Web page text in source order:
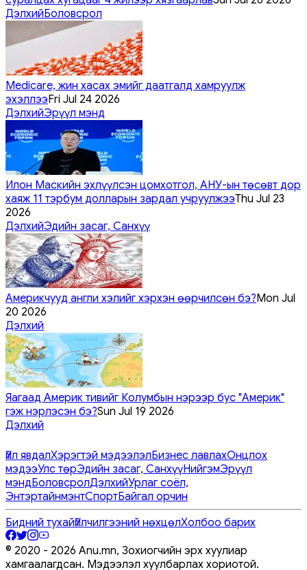
ДэлхийБоловсрол
Medicare, жин хасах эмийг даатгалд хамруулж
эхэллээFri Jul 24 2026
ДэлхийЭрүүл мэнд
Илон Маскийн эхлүүлсэн цомхотгол, АНУ-ын төсөвт дор
хаяж 11 тэрбум долларын зардал учруулжээThu Jul 23
2026
ДэлхийЭдийн засаг, Санхүү
Америкчууд англи хэлийг хэрхэн өөрчилсөн бэ?Mon Jul
20 2026
Дэлхий
Яагаад Америк тивийг Колумбын нэрээр бус "Америк"
гэж нэрлэсэн бэ?Sun Jul 19 2026
Дэлхий
Үйл явдалХэрэгтэй мэдээлэлБизнес лавлахОнцлох
мэдээУлс төрЭдийн засаг, СанхүүНийгэмЭрүүл
мэндБоловсролДэлхийУрлаг соёл,
ЭнтэртайнмэнтСпортБайгал орчин
Бидний тухайҮйлчилгээний нөхцөлХолбоо барих
© 2020 - 2026 Anu.mn, Зохиогчийн эрх хуулиар
хамгаалагдсан. Мэдээлэл хуулбарлах хориотой.